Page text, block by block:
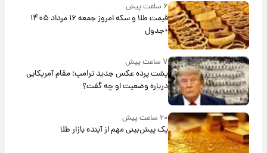
۶ ساعت پیش
قیمت طلا و سکه امروز جمعه ۱۶ مرداد ۱۴۰۵
+جدول
۷ ساعت پیش
پشت پرده عکس جدید ترامپ؛ مقام آمریکایی
درباره وضعیت او چه گفت؟
۲۰ ساعت پیش
یک پیش‌بینی مهم از آینده بازار طلا